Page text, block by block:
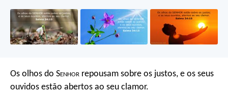
Os olhos do Senhor repousam sobre os justos, e os seus
ouvidos estão abertos ao seu clamor.